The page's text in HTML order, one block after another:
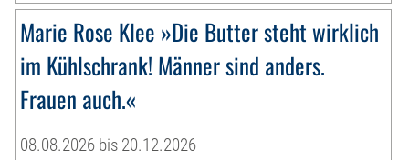
Marie Rose Klee »Die Butter steht wirklich
im Kühlschrank! Männer sind anders.
Frauen auch.«
08.08.2026 bis 20.12.2026